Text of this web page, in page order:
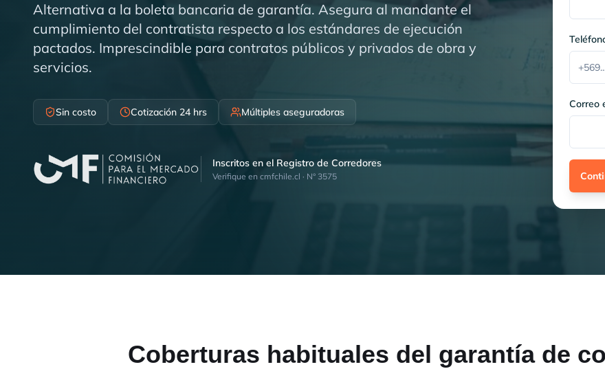
Alternativa a la boleta bancaria de garantía. Asegura al mandante el
cumplimiento del contratista respecto a los estándares de ejecución
pactados. Imprescindible para contratos públicos y privados de obra y
servicios.
Sin costo Cotización 24 hrs Múltiples aseguradoras
Inscritos en el Registro de Corredores
Verifique en cmfchile.cl · N° 3575
Correo
Coberturas habituales del garantía de